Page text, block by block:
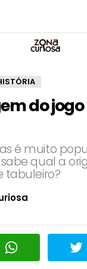
do
é muito
qual a
tabuleiro?